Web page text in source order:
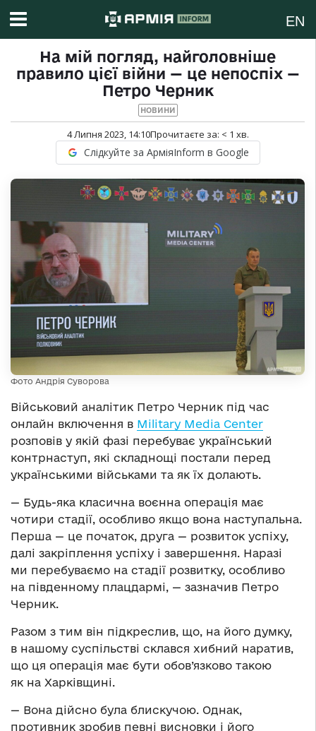
EN
На мій погляд, найголовніше
правило цієї війни — це непоспіх —
Петро Черник
НОВИНИ
4 Липня 2023, 14:10Прочитаєте за: < 1 хв.
Слідкуйте за АрміяInform в Google
Фото Андрія Суворова
Військовий аналітик Петро Черник під час
онлайн включення в Military Media Center
розповів у якій фазі перебуває український
контрнаступ, які складнощі постали перед
українськими військами та як їх долають.
— Будь-яка класична воєнна операція має
чотири стадії, особливо якщо вона наступальна.
Перша — це початок, друга — розвиток успіху,
далі закріплення успіху і завершення. Наразі
ми перебуваємо на стадії розвитку, особливо
на південному плацдармі, — зазначив Петро
Черник.
Разом з тим він підкреслив, що, на його думку,
в нашому суспільстві склався хибний наратив,
що ця операція має бути обов’язково такою
як на Харківщині.
— Вона дійсно була блискучою. Однак,
противник зробив певні висновки і його